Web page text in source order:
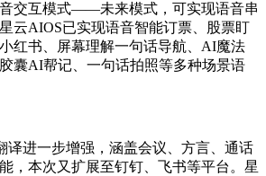
交互模式——未来模式，可实现语音串
云AIOS已实现语音智能订票、股票盯
红书、屏幕理解一句话导航、AI魔法
囊AI帮记、一句话拍照等多种场景语
译进一步增强，涵盖会议、方言、通话
，本次又扩展至钉钉、飞书等平台。星